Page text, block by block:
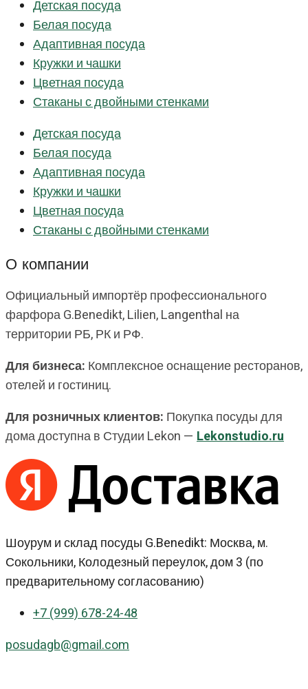
Детская посуда
Белая посуда
Адаптивная посуда
Кружки и чашки
Цветная посуда
Стаканы с двойными стенками
Детская посуда
Белая посуда
Адаптивная посуда
Кружки и чашки
Цветная посуда
Стаканы с двойными стенками
О компании
Официальный импортёр профессионального
фарфора G.Benedikt, Lilien, Langenthal на
территории РБ, РК и РФ.
Для бизнеса: Комплексное оснащение ресторанов,
отелей и гостиниц.
Для розничных клиентов: Покупка посуды для
дома доступна в Студии Lekon — Lekonstudio.ru
Шоурум и склад посуды G.Benedikt: Москва, м.
Сокольники, Колодезный переулок, дом 3 (по
предварительному согласованию)
+7 (999) 678-24-48
posudagb@gmail.com